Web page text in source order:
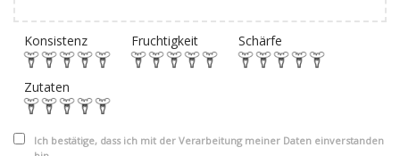
Konsistenz Fruchtigkeit Schärfe
Zutaten
Ich bestätige, dass ich mit der Verarbeitung meiner Daten einverstanden